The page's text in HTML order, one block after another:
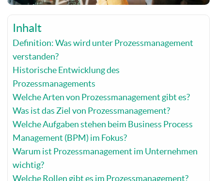
Inhalt
Definition: Was wird unter Prozessmanagement
verstanden?
Historische Entwicklung des
Prozessmanagements
Welche Arten von Prozessmanagement gibt es?
Was ist das Ziel von Prozessmanagement?
Welche Aufgaben stehen beim Business Process
Management (BPM) im Fokus?
Warum ist Prozessmanagement im Unternehmen
wichtig?
Welche Rollen gibt es im Prozessmanagement?